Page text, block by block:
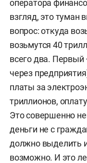
оператора
взгляд, это туман
вопрос: откуда
возьмутся 40
всего два.
через
платы за
триллионов,
Это совершенно
деньги не с
должно выделить
возможно. И это